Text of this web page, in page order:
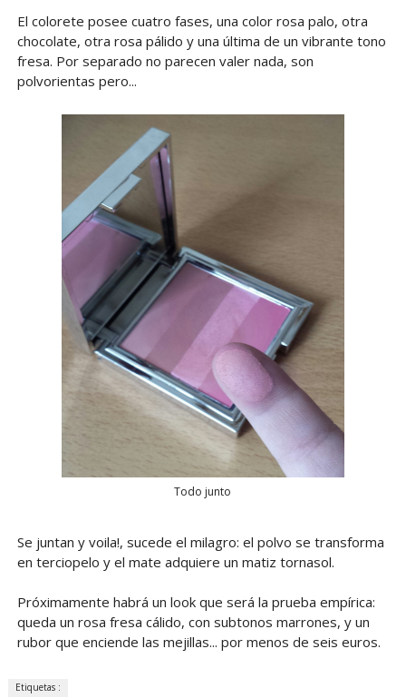
El colorete posee cuatro fases, una color rosa palo, otra
chocolate, otra rosa pálido y una última de un vibrante tono
fresa. Por separado no parecen valer nada, son
polvorientas pero...
Todo junto
Se juntan y voila!, sucede el milagro: el polvo se transforma
en terciopelo y el mate adquiere un matiz tornasol.
Próximamente habrá un look que será la prueba empírica:
queda un rosa fresa cálido, con subtonos marrones, y un
rubor que enciende las mejillas... por menos de seis euros.
Etiquetas :